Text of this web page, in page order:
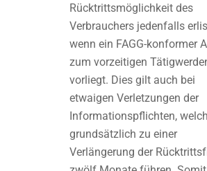
Rücktrittsmöglichkeit des
Verbrauchers jedenfalls
wenn ein FAGG-konformer
zum vorzeitigen
vorliegt. Dies gilt auch bei
etwaigen Verletzungen der
Informationspflichten,
grundsätzlich zu einer
Verlängerung der